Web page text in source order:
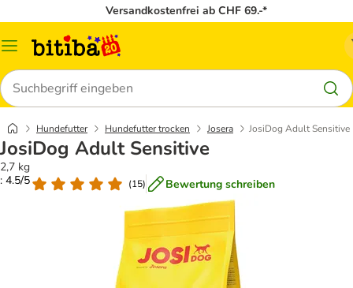
Versandkostenfrei ab CHF 69.-*
Menü
Suchen
Hundefutter Hundefutter trocken Josera JosiDog Adult Sensitive
JosiDog Adult Sensitive
2,7 kg
: 4.5/5
(15) Bewertung schreiben